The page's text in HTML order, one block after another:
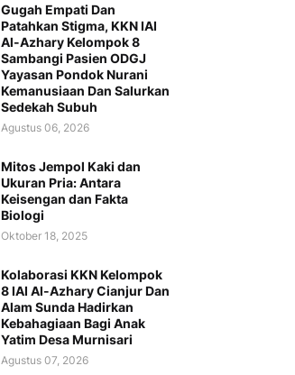
Gugah Empati Dan
Patahkan Stigma, KKN IAI
Al-Azhary Kelompok 8
Sambangi Pasien ODGJ
Yayasan Pondok Nurani
Kemanusiaan Dan Salurkan
Sedekah Subuh
Agustus 06, 2026
Mitos Jempol Kaki dan
Ukuran Pria: Antara
Keisengan dan Fakta
Biologi
Oktober 18, 2025
Kolaborasi KKN Kelompok
8 IAI Al-Azhary Cianjur Dan
Alam Sunda Hadirkan
Kebahagiaan Bagi Anak
Yatim Desa Murnisari
Agustus 07, 2026